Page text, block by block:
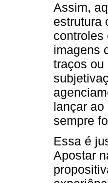
Assim,
estrutura
controles
imagens
traços ou
lançar ao
sempre
Essa é
Apostar